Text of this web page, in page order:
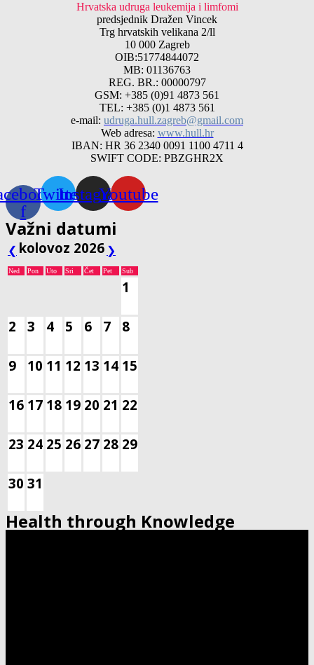
Hrvatska udruga leukemija i limfomi
predsjednik Dražen Vincek
Trg hrvatskih velikana 2/ll
10 000 Zagreb
OIB:51774844072
MB: 01136763
REG. BR.: 00000797
GSM: +385 (0)91 4873 561
TEL: +385 (0)1 4873 561
e-mail: udruga.hull.zagreb@gmail.com
Web adresa: www.hull.hr
IBAN: HR 36 2340 0091 1100 4711 4
SWIFT CODE: PBZGHR2X
f
TwitterInstagramYoutube
Važni datumi
❮ kolovoz 2026 ❯
Ned Pon Uto Sri Čet Pet Sub
1
2 3 4 5 6 7 8
9 10 11 12 13 14 15
16 17 18 19 20 21 22
23 24 25 26 27 28 29
30 31
Health through Knowledge